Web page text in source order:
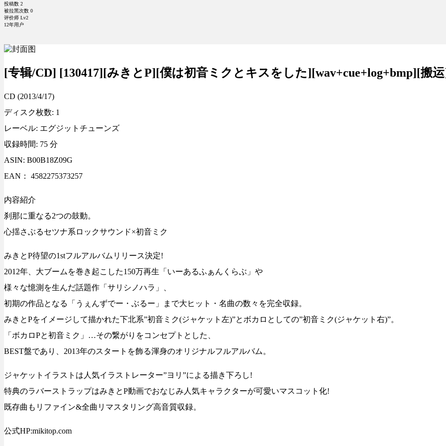
投稿数 2
被拉黑次数 0
评价师 Lv2
12年用户
[专辑/CD] [130417][みきとP][僕は初音ミクとキスをした][wav+cue+log+bmp][搬
CD (2013/4/17)
ディスク枚数: 1
レーベル: エグジットチューンズ
収録時間: 75 分
ASIN: B00B18Z09G
EAN： 4582275373257
内容紹介
刹那に重なる2つの鼓動。
心揺さぶるセツナ系ロックサウンド×初音ミク
みきとP待望の1stフルアルバムリリース決定!
2012年、大ブームを巻き起こした150万再生「いーあるふぁんくらぶ」や
様々な憶測を生んだ話題作「サリシノハラ」、
初期の作品となる「うぇんずでー・ぶるー」まで大ヒット・名曲の数々を完全収録。
みきとPをイメージして描かれた下北系”初音ミク(ジャケット左)”とボカロとしての”初音ミク(ジャケット右)”。
「ボカロPと初音ミク」…その繋がりをコンセプトとした、
BEST盤であり、2013年のスタートを飾る渾身のオリジナルフルアルバム。
ジャケットイラストは人気イラストレーター”ヨリ”による描き下ろし!
特典のラバーストラップはみきとP動画でおなじみ人気キャラクターが可愛いマスコット化!
既存曲もリファイン&全曲リマスタリング高音質収録。
公式HP:mikitop.com